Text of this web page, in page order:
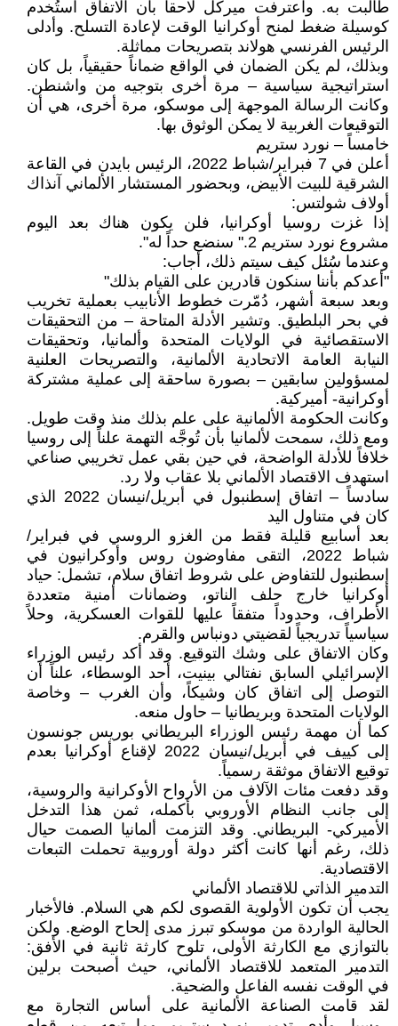
طالبت به. واعترفت ميركل لاحقاً بأن الاتفاق استُخدم
كوسيلة ضغط لمنح أوكرانيا الوقت لإعادة التسلح. وأدلى
الرئيس الفرنسي هولاند بتصريحات مماثلة.
وبذلك، لم يكن الضمان في الواقع ضماناً حقيقياً، بل كان
استراتيجية سياسية – مرة أخرى بتوجيه من واشنطن.
وكانت الرسالة الموجهة إلى موسكو، مرة أخرى، هي أن
التوقيعات الغربية لا يمكن الوثوق بها.
خامساً – نورد ستريم
أعلن في 7 فبراير/شباط 2022، الرئيس بايدن في القاعة
الشرقية للبيت الأبيض، وبحضور المستشار الألماني آنذاك
أولاف شولتس:
إذا غزت روسيا أوكرانيا، فلن يكون هناك بعد اليوم
مشروع نورد ستريم 2." سنضع حداً له".
وعندما سُئل كيف سيتم ذلك، أجاب:
"أعدكم بأننا سنكون قادرين على القيام بذلك"
وبعد سبعة أشهر، دُمّرت خطوط الأنابيب بعملية تخريب
في بحر البلطيق. وتشير الأدلة المتاحة – من التحقيقات
الاستقصائية في الولايات المتحدة وألمانيا، وتحقيقات
النيابة العامة الاتحادية الألمانية، والتصريحات العلنية
لمسؤولين سابقين – بصورة ساحقة إلى عملية مشتركة
أوكرانية- أميركية.
وكانت الحكومة الألمانية على علم بذلك منذ وقت طويل.
ومع ذلك، سمحت لألمانيا بأن تُوجَّه التهمة علناً إلى روسيا
خلافاً للأدلة الواضحة، في حين بقي عمل تخريبي صناعي
استهدف الاقتصاد الألماني بلا عقاب ولا رد.
سادساً – اتفاق إسطنبول في أبريل/نيسان 2022 الذي
كان في متناول اليد
بعد أسابيع قليلة فقط من الغزو الروسي في فبراير/
شباط 2022، التقى مفاوضون روس وأوكرانيون في
إسطنبول للتفاوض على شروط اتفاق سلام، تشمل: حياد
أوكرانيا خارج حلف الناتو، وضمانات أمنية متعددة
الأطراف، وحدوداً متفقاً عليها للقوات العسكرية، وحلاً
سياسياً تدريجياً لقضيتي دونباس والقرم.
وكان الاتفاق على وشك التوقيع. وقد أكد رئيس الوزراء
الإسرائيلي السابق نفتالي بينيت، أحد الوسطاء، علناً أن
التوصل إلى اتفاق كان وشيكاً، وأن الغرب – وخاصة
الولايات المتحدة وبريطانيا – حاول منعه.
كما أن مهمة رئيس الوزراء البريطاني بوريس جونسون
إلى كييف في أبريل/نيسان 2022 لإقناع أوكرانيا بعدم
توقيع الاتفاق موثقة رسمياً.
وقد دفعت مئات الآلاف من الأرواح الأوكرانية والروسية،
إلى جانب النظام الأوروبي بأكمله، ثمن هذا التدخل
الأميركي- البريطاني. وقد التزمت ألمانيا الصمت حيال
ذلك، رغم أنها كانت أكثر دولة أوروبية تحملت التبعات
الاقتصادية.
التدمير الذاتي للاقتصاد الألماني
يجب أن تكون الأولوية القصوى لكم هي السلام. فالأخبار
الحالية الواردة من موسكو تبرز مدى إلحاح الوضع. ولكن
بالتوازي مع الكارثة الأولى، تلوح كارثة ثانية في الأفق:
التدمير المتعمد للاقتصاد الألماني، حيث أصبحت برلين
في الوقت نفسه الفاعل والضحية.
لقد قامت الصناعة الألمانية على أساس التجارة مع